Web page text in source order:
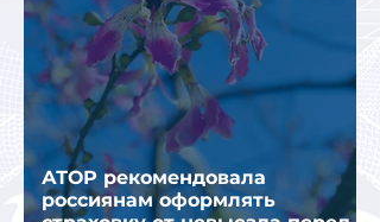
АТОР рекомендовала
россиянам оформлять